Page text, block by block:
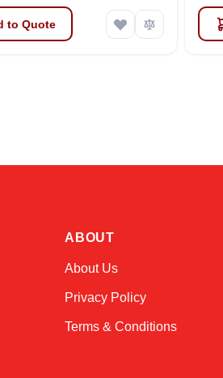
to Quote
ABOUT
About Us
Privacy Policy
Terms & Conditions